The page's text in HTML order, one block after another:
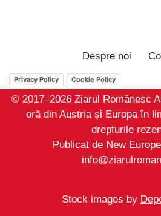
Despre noi
Privacy Policy Cookie Policy
© 2017–2026 Ziarul Românesc
oră din Austria și Europa în
drepturile
Publicat de New
Stock images by